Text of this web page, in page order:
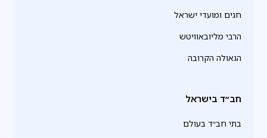
חגים ומועדי ישראל
הרבי מליובאוויטש
הגאולה הקרובה
חב״ד בישראל
בתי חב״ד בעולם